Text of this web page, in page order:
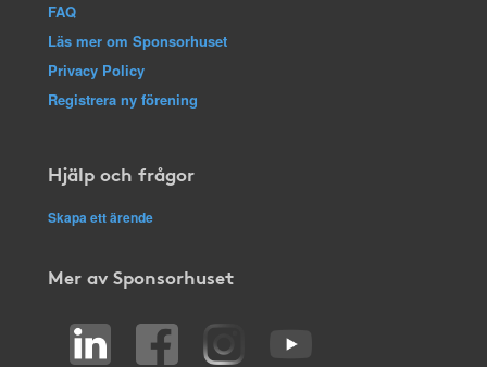
FAQ
Läs mer om Sponsorhuset
Privacy Policy
Registrera ny förening
Hjälp och frågor
Skapa ett ärende
Mer av Sponsorhuset